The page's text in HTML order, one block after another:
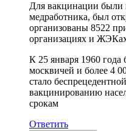
Для вакцинации были
медработника, был
организованы 8522
организациях и
К 25 января 1960
москвичей и более 4
стало
вакцинированию
срокам
Ответить